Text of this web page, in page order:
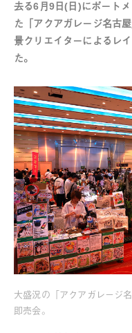
去る6月9日(日)にポート
た「アクアガレージ名古
景クリエイターによるレ
た。
大盛況の「アクアガレージ
即売会。